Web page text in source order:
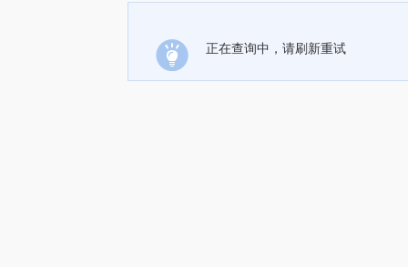
正在查询中，请刷新重试